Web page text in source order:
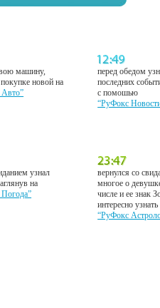
машину,
новой на
перед обедом
последних
с помошью
“РуФокс
узнал
на
вернулся со
многое о
числе и ее знак
интересно
“РуФокс